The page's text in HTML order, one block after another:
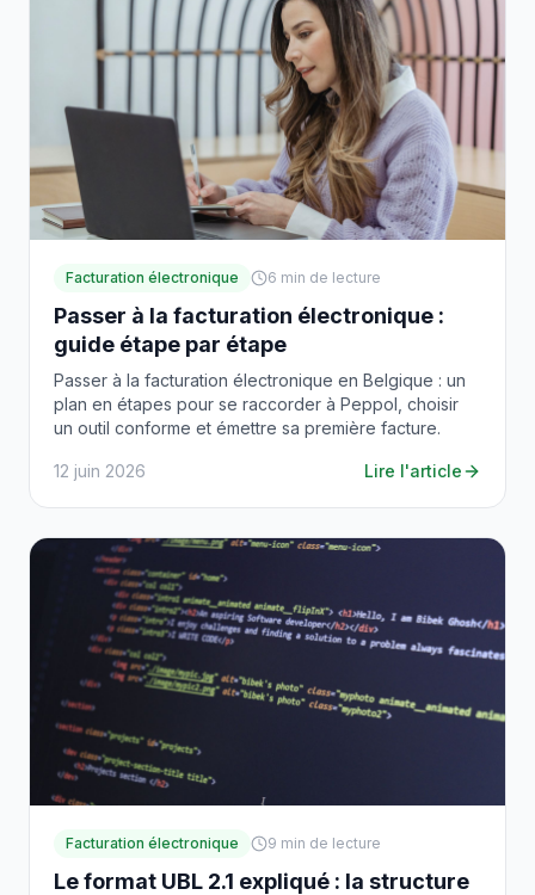
Facturation électronique 6 min de lecture
Passer à la facturation électronique :
guide étape par étape
Passer à la facturation électronique en Belgique : un
plan en étapes pour se raccorder à Peppol, choisir
un outil conforme et émettre sa première facture.
12 juin 2026 Lire l'article
Facturation électronique 9 min de lecture
Le format UBL 2.1 expliqué : la structure